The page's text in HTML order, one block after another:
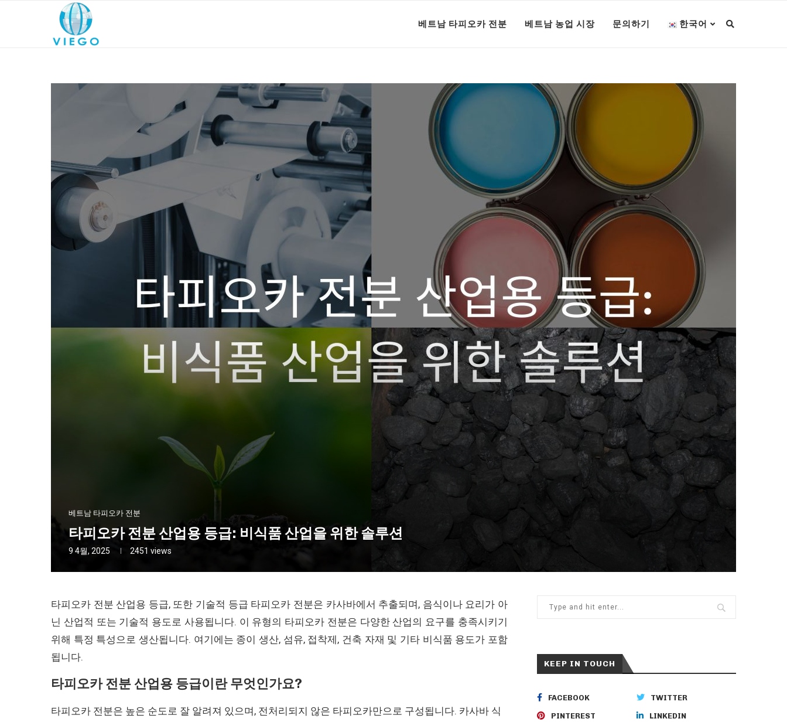
베트남 타피오카 전분 베트남 농업 시장 문의하기 한국어
베트남 타피오카 전분
타피오카 전분 산업용 등급: 비식품 산업을 위한 솔루션
9 4월, 2025 2451 views
타피오카 전분 산업용 등급, 또한 기술적 등급 타피오카 전분은 카사바에서 추출되며, 음식이나 요리가 아
닌 산업적 또는 기술적 용도로 사용됩니다. 이 유형의 타피오카 전분은 다양한 산업의 요구를 충족시키기
위해 특정 특성으로 생산됩니다. 여기에는 종이 생산, 섬유, 접착제, 건축 자재 및 기타 비식품 용도가 포함
됩니다.
타피오카 전분 산업용 등급이란 무엇인가요?
타피오카 전분은 높은 순도로 잘 알려져 있으며, 전처리되지 않은 타피오카만으로 구성됩니다. 카사바 식
KEEP IN TOUCH
FACEBOOK TWITTER
PINTEREST LINKEDIN